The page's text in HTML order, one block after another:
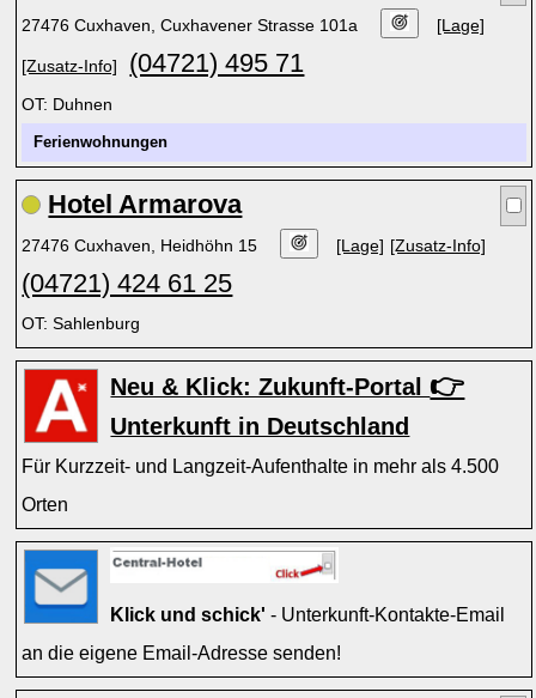
27476 Cuxhaven, Cuxhavener Strasse 101a [Lage]
[Zusatz-Info] (04721) 495 71
OT: Duhnen
Ferienwohnungen
Hotel Armarova
27476 Cuxhaven, Heidhöhn 15 [Lage] [Zusatz-Info]
(04721) 424 61 25
OT: Sahlenburg
Neu & Klick: Zukunft-Portal 👉
Unterkunft in Deutschland
Für Kurzzeit- und Langzeit-Aufenthalte in mehr als 4.500
Orten
Klick und schick' - Unterkunft-Kontakte-Email
an die eigene Email-Adresse senden!